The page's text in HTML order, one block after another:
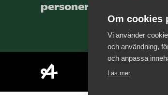
personer.
Om cookies
Vi använder
och användning,
och anpassa
Läs mer